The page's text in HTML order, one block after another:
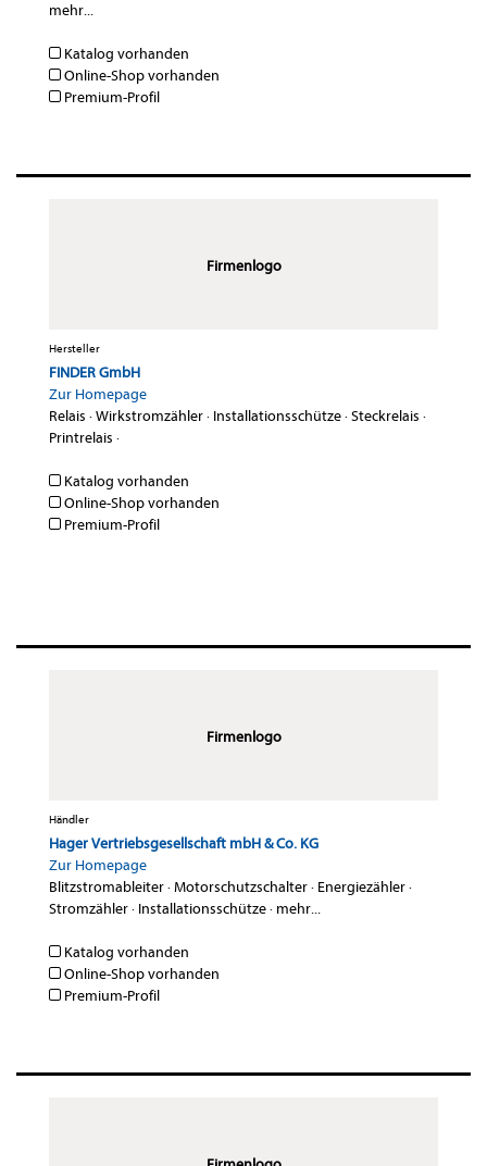
mehr...
Katalog vorhanden
Online-Shop vorhanden
Premium-Profil
Firmenlogo
Hersteller
FINDER GmbH
Zur Homepage
Relais ·Wirkstromzähler· Installationsschütze·Steckrelais ·
Printrelais ·
Katalog vorhanden
Online-Shop vorhanden
Premium-Profil
Firmenlogo
Händler
Hager Vertriebsgesellschaft mbH & Co. KG
Zur Homepage
Blitzstromableiter·Motorschutzschalter· Energiezähler·
Stromzähler· Installationsschütze· mehr...
Katalog vorhanden
Online-Shop vorhanden
Premium-Profil